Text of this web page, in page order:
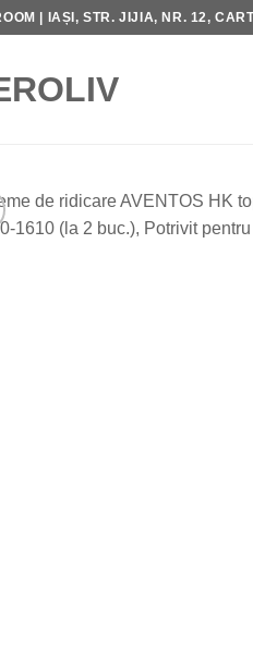
| IAȘI, STR. JIJIA, NR. 12,